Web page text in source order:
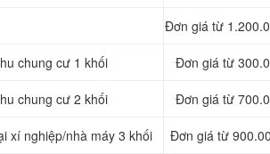
Đơn giá từ
chung cư 1 khối Đơn giá từ
chung cư 2 khối Đơn giá từ
xí nghiệp/nhà máy 3 khối Đơn giá từ